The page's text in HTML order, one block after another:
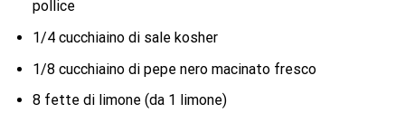
pollice
1/4 cucchiaino di sale kosher
1/8 cucchiaino di pepe nero macinato fresco
8 fette di limone (da 1 limone)